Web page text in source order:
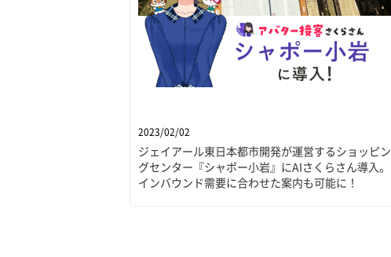
2023/02/02
ジェイアール東日本都市開発が運営するショッピン
グセンター『シャポー小岩』にAIさくらさん導入。
インバウンド需要に合わせた案内も可能に！